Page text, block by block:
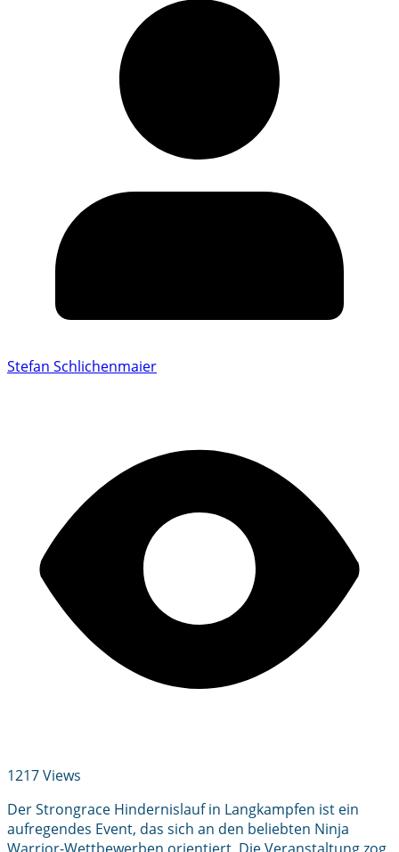
Stefan Schlichenmaier
1217 Views
Der Strongrace Hindernislauf in Langkampfen ist ein
aufregendes Event, das sich an den beliebten Ninja